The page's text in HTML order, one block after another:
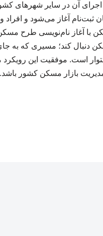
آن در سایر شهرهای
ثبت‌نام آغاز می‌شود و
با آغاز نام‌نویسی طرح
کند؛ مسیری که به
است. موفقیت این
بازار مسکن کشور باشد. ۲۲۳۲۲۵